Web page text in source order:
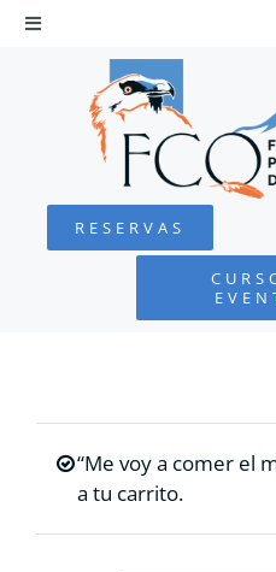
Saltar
Toggle
Navigation
QUEBRANTAHUESOS
FUNDACIÓN
RESERVAS
“Me voy a comer el
a tu carrito.